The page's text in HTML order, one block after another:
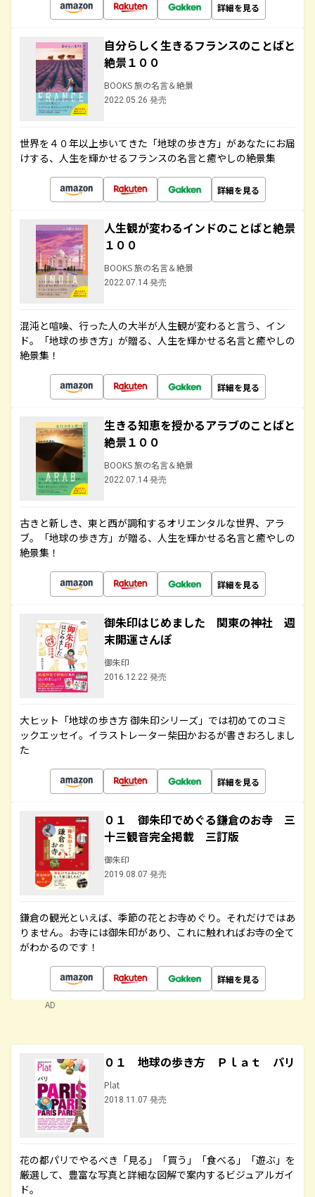
詳細を見る
自分らしく生きるフランスのことばと
絶景１００
BOOKS 旅の名言＆絶景
2022.05.26 発売
世界を４０年以上歩いてきた「地球の歩き方」があなたにお届
けする、人生を輝かせるフランスの名言と癒やしの絶景集
詳細を見る
人生観が変わるインドのことばと絶景
１００
BOOKS 旅の名言＆絶景
2022.07.14 発売
混沌と喧噪、行った人の大半が人生観が変わると言う、イン
ド。「地球の歩き方」が贈る、人生を輝かせる名言と癒やしの
絶景集！
詳細を見る
生きる知恵を授かるアラブのことばと
絶景１００
BOOKS 旅の名言＆絶景
2022.07.14 発売
古きと新しき、東と西が調和するオリエンタルな世界、アラ
ブ。「地球の歩き方」が贈る、人生を輝かせる名言と癒やしの
絶景集！
詳細を見る
御朱印はじめました 関東の神社 週
末開運さんぽ
御朱印
2016.12.22 発売
大ヒット「地球の歩き方 御朱印シリーズ」では初めてのコミ
ックエッセイ。イラストレーター柴田かおるが書きおろしまし
た
詳細を見る
０１ 御朱印でめぐる鎌倉のお寺 三
十三観音完全掲載 三訂版
御朱印
2019.08.07 発売
鎌倉の観光といえば、季節の花とお寺めぐり。それだけではあ
りません。お寺には御朱印があり、これに触れればお寺の全て
がわかるのです！
詳細を見る
AD
０１ 地球の歩き方 Ｐｌａｔ パリ
Plat
2018.11.07 発売
花の都パリでやるべき「見る」「買う」「食べる」「遊ぶ」を
厳選して、豊富な写真と詳細な図解で案内するビジュアルガイ
ド。